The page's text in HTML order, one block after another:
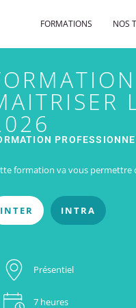
FORMATIONS NOS
formation va vous permettre
INTER INTRA
Présentiel
7 heures